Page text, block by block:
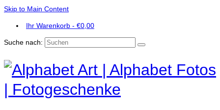
Skip to Main Content
Ihr Warenkorb - €0,00
Suche nach: